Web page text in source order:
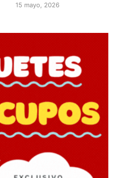
15 mayo, 2026